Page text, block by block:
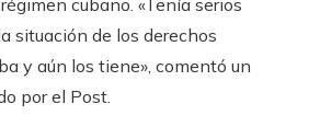
cubano. «Tenía serios
situación de los derechos
y aún los tiene», comentó un
por el Post.